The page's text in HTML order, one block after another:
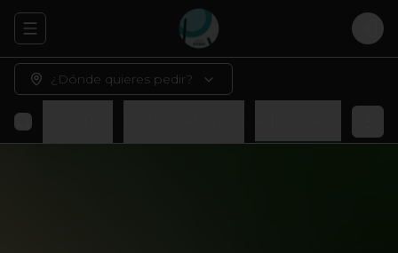
Abrir menu de navegación
¿Dónde quieres pedir?
Rolls sin arroz